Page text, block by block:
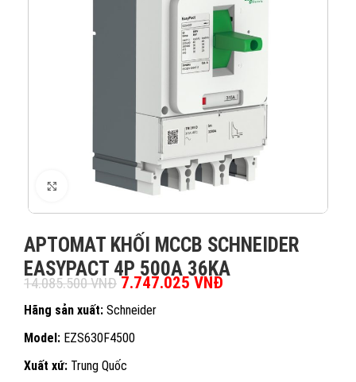
XEM ẢNH
APTOMAT KHỐI MCCB SCHNEIDER
EASYPACT 4P 500A 36KA
14.085.500VNĐ Giá gốc là: 14.085.500 VNĐ.
7.747.025 VNĐ
Hãng sản xuất: Schneider
Model: EZS630F4500
Xuất xứ: Trung Quốc